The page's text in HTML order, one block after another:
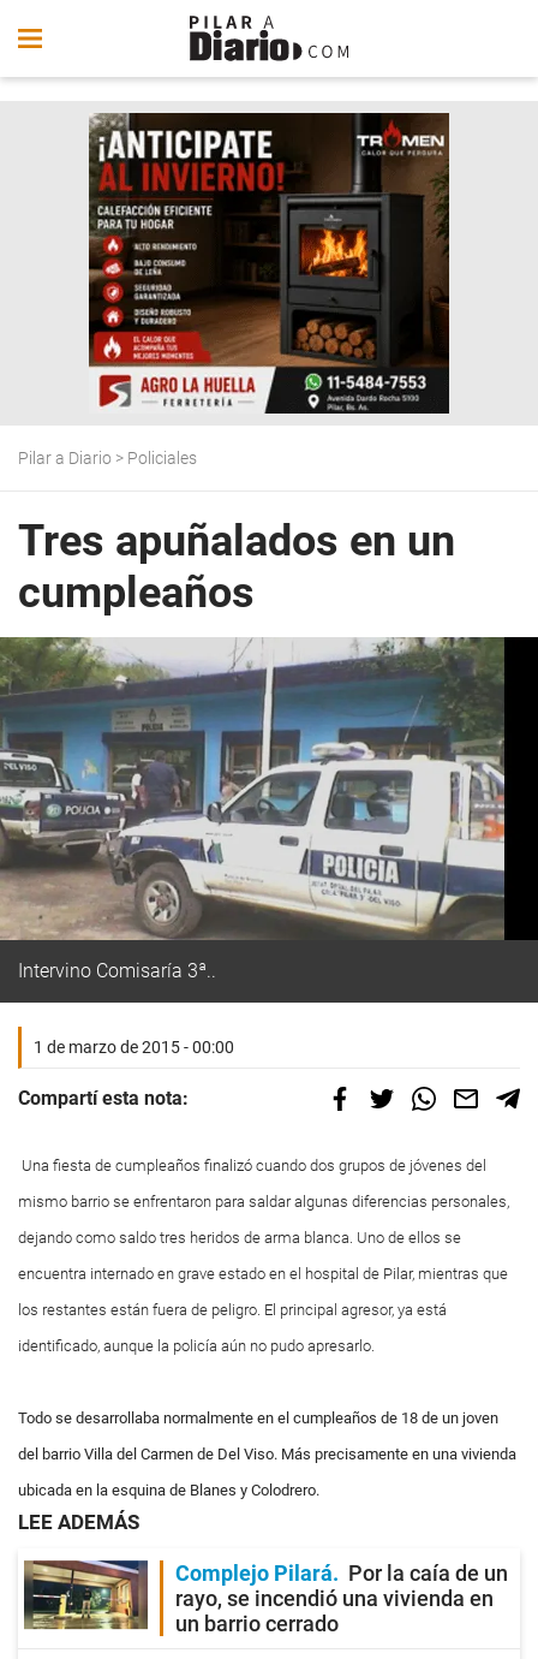
Pilar a Diario > Policiales
Tres apuñalados en un
cumpleaños
Intervino Comisaría 3ª..
1 de marzo de 2015 - 00:00
Compartí esta nota:
Una fiesta de cumpleaños finalizó cuando dos grupos de jóvenes del
mismo barrio se enfrentaron para saldar algunas diferencias personales,
dejando como saldo tres heridos de arma blanca. Uno de ellos se
encuentra internado en grave estado en el hospital de Pilar, mientras que
los restantes están fuera de peligro. El principal agresor, ya está
identificado, aunque la policía aún no pudo apresarlo.
Todo se desarrollaba normalmente en el cumpleaños de 18 de un joven
del barrio Villa del Carmen de Del Viso. Más precisamente en una vivienda
ubicada en la esquina de Blanes y Colodrero.
LEE ADEMÁS
Complejo Pilará
Por la caía de un
rayo, se incendió una vivienda en
un barrio cerrado